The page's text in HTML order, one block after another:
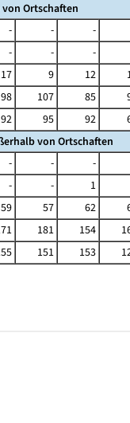
Ortschaften
- - -
- - -
17 9 12
98 107 85
92 95 92
von Ortschaften
- - -
- - 1
59 57 62
181 154
151 153